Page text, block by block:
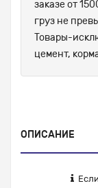
заказе от
груз не
Товары-
цемент,
ОПИСАНИЕ